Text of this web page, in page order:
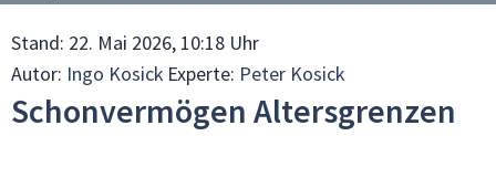
Stand: 22. Mai 2026, 10:18 Uhr
Autor: Ingo Kosick Experte: Peter Kosick
Schonvermögen Altersgrenzen